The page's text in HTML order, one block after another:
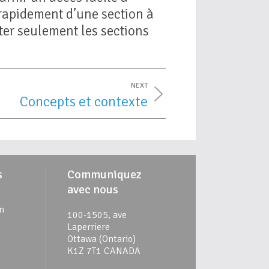
d’une section à
seulement les sections
NEXT
Concepts et contexte
Communiquez
avec nous
100-1505, ave
Laperriere
Ottawa (Ontario)
K1Z 7T1 CANADA